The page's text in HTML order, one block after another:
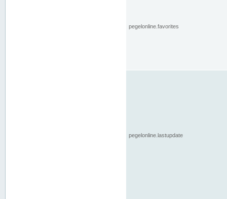
pegelonline.favorites
pegelonline.lastupdate